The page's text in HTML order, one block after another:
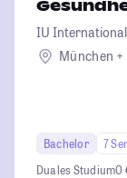
IU
München +
Bachelor
7
Duales Studium0